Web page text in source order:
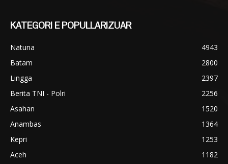
KATEGORI E POPULLARIZUAR
Natuna
4943
Batam
2800
Lingga
2397
Berita TNI - Polri
2256
Asahan
1520
Anambas
1364
Kepri
1253
Aceh
1182